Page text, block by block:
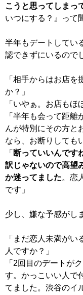
こうと思ってしまっ
いつにする？』って
半年もデートしてい
認できずにいるので
「相手からはお店
か？」
「いやぁ。お店もほ
「半年も会って距離
んが特別にその方と
なら、お断りしても
「 断っていいんです
訳じゃないので高望
か迷ってました。恋
です」
少し、嫌な予感がし
「まだ恋人未満が
人ですか？」
「2回目のデートが
す。かっこいい人で
てました。渋谷のイ